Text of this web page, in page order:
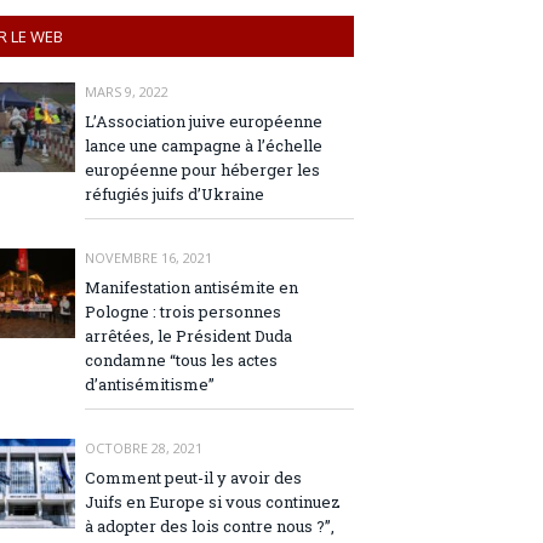
LE WEB
MARS 9, 2022
L’Association juive européenne
lance une campagne à l’échelle
européenne pour héberger les
réfugiés juifs d’Ukraine
NOVEMBRE 16, 2021
Manifestation antisémite en
Pologne : trois personnes
arrêtées, le Président Duda
condamne “tous les actes
d’antisémitisme”
OCTOBRE 28, 2021
Comment peut-il y avoir des
Juifs en Europe si vous continuez
à adopter des lois contre nous ?”,